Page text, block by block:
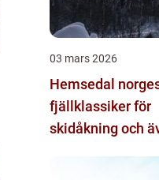
03 mars 2026
Hemsedal norges
fjällklassiker för
skidåkning och